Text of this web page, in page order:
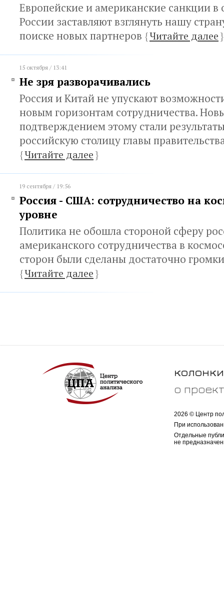
Европейские и американские санкции
России заставляют взглянуть нашу
поиске новых партнеров {Читайте далее}
15 октября / 13:41
Не зря разворачивались
Россия и Китай не упускают
новым горизонтам сотрудничества.
подтверждением этому стали
российскую столицу главы
{Читайте далее}
19 сентября / 19:56
Россия - США: сотрудничество на
уровне
Политика не обошла стороной сферу
американского сотрудничества в
сторон были сделаны достаточно
{Читайте далее}
колонки
о
2026 © Центр
При
Отдельные
не